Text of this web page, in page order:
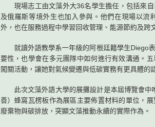
現場志工由文藻外大36名學生擔任，包括來自
及俄羅斯等境外生也加入參與。他們在現場以
外，也在服務過程中學習回收管理、能源節約及跨
就讀外語教學系一年級的阿根廷籍學生Diego
要性，也學會在多元團隊中如何進行有效溝通。
闖關活動，讓她對氣候變遷與低碳實務有更具體的
此次文藻外語大學的展攤設計是本屆博覽會中
善）蜂窩瓦楞板作為展區主要佈置材料的單位，
廢棄物與碳排放，突顯文藻推動永續的實際作為。